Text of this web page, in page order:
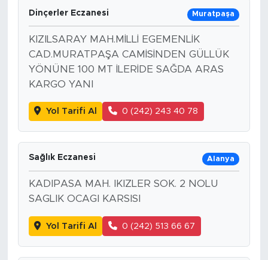
Dinçerler Eczanesi Muratpaşa
KIZILSARAY MAH.MİLLİ EGEMENLİK
CAD.MURATPAŞA CAMİSİNDEN GÜLLÜK
YÖNÜNE 100 MT İLERİDE SAĞDA ARAS
KARGO YANI
Yol Tarifi Al 0 (242) 243 40 78
Sağlık Eczanesi Alanya
KADIPASA MAH. IKIZLER SOK. 2 NOLU
SAGLIK OCAGI KARSISI
Yol Tarifi Al 0 (242) 513 66 67